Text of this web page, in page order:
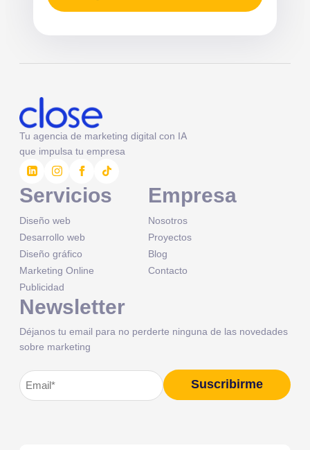
Tu agencia de marketing digital con IA
que impulsa tu empresa
Servicios
Diseño web
Desarrollo web
Diseño gráfico
Marketing Online
Publicidad
Empresa
Nosotros
Proyectos
Blog
Contacto
Newsletter
Déjanos tu email para no perderte ninguna de las novedades
sobre marketing
Correo
electrónico(Obligatorio)
Suscribirme
Alternative: